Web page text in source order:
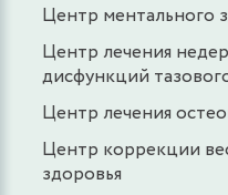
Центр ментального
Центр лечения
дисфункций
Центр лечения
Центр коррекции
здоровья